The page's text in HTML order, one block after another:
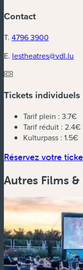
Contact
T. 4796 3900
E. lestheatres@vdl.lu
Tickets individuels
Tarif plein : 3.7€
Tarif réduit : 2.4€
Kulturpass : 1.5€
Réservez votre
Autres Films